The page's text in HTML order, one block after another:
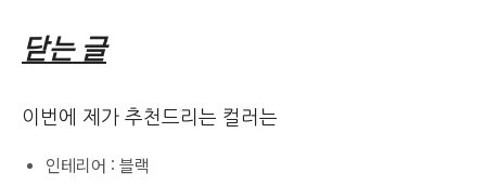
닫는 글
이번에 제가 추천드리는 컬러는
인테리어 : 블랙